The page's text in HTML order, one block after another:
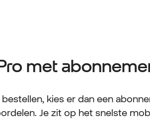
met
bestellen, kies er dan een
Je zit op het snelste